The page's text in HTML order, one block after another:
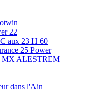
22
aux 23 H 60
25 Power
MX ALESTREM
dans l'Ain